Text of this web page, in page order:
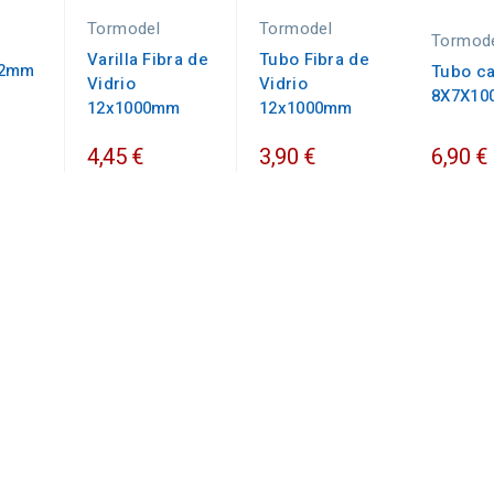
Tormodel
Varilla Fibra de
Vidrio
12x1000mm
4,45 €
Tormodel
Tubo Fibra de
Vidrio
12x1000mm
3,90 €
Tubo
6,90 €